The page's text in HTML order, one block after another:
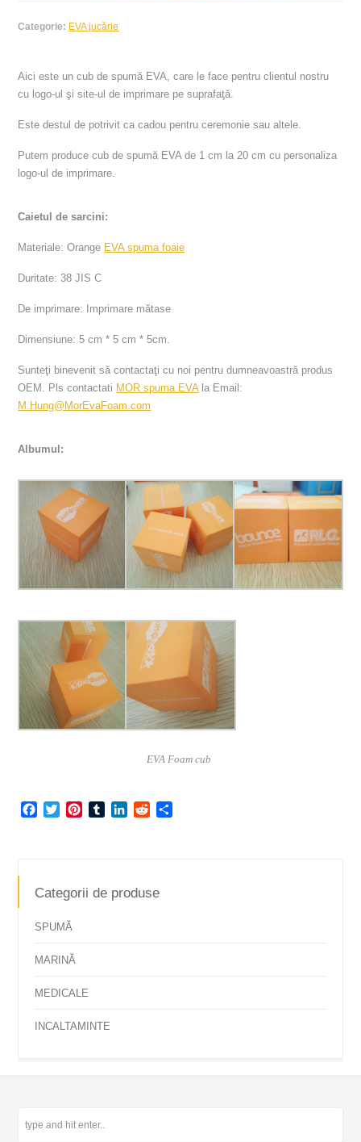
Categorie: EVA jucărie
Aici este un cub de spumă EVA, care le face pentru clientul nostru
cu logo-ul şi site-ul de imprimare pe suprafaţă.
Este destul de potrivit ca cadou pentru ceremonie sau altele.
Putem produce cub de spumă EVA de 1 cm la 20 cm cu personaliza
logo-ul de imprimare.
Caietul de sarcini:
Materiale: Orange EVA spuma foaie
Duritate: 38 JIS C
De imprimare: Imprimare mătase
Dimensiune: 5 cm * 5 cm * 5cm.
Sunteţi binevenit să contactaţi cu noi pentru dumneavoastră produs
OEM. Pls contactati MOR spuma EVAla Email:
M.Hung@MorEvaFoam.com
Albumul:
EVA Foam cub
Facebook
TwitterPinterestTumblrLinkedInReddit
Categorii de produse
SPUMĂ
MARINĂ
MEDICALE
INCALTAMINTE